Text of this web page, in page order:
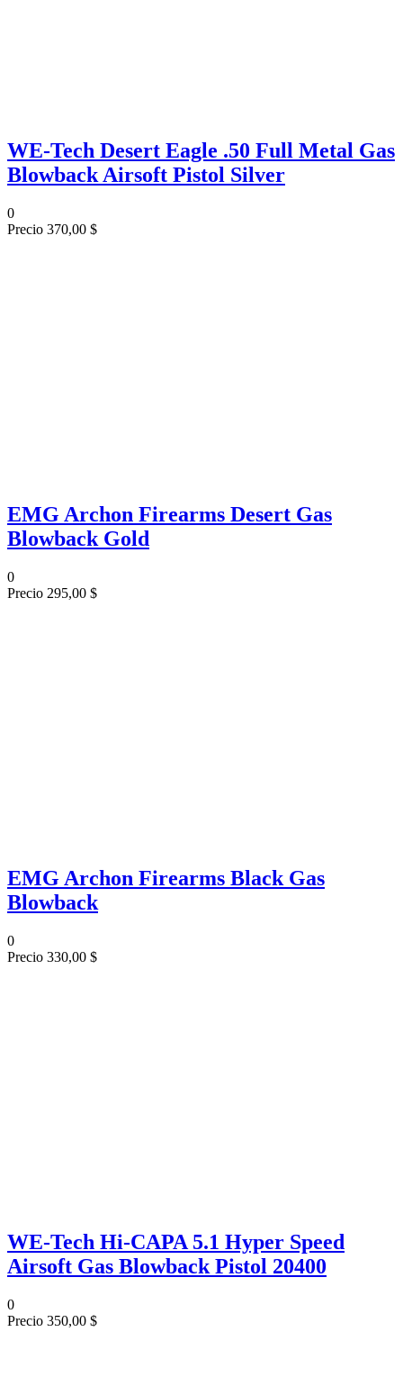
WE-Tech Desert Eagle .50 Full Metal Gas
Blowback Airsoft Pistol Silver
0
Precio 370,00 $
EMG Archon Firearms Desert Gas
Blowback Gold
0
Precio 295,00 $
EMG Archon Firearms Black Gas
Blowback
0
Precio 330,00 $
WE-Tech Hi-CAPA 5.1 Hyper Speed
Airsoft Gas Blowback Pistol 20400
0
Precio 350,00 $